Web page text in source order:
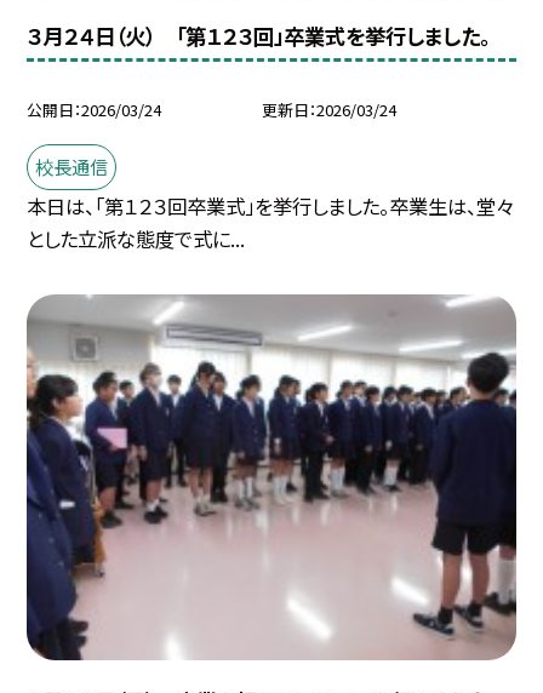
３月２４日（火） 「第１２３回」卒業式を挙行しました。
公開日 2026/03/24 更新日 2026/03/24
校長通信
本日は、「第１２３回卒業式」を挙行しました。卒業生は、堂々
とした立派な態度で式に...